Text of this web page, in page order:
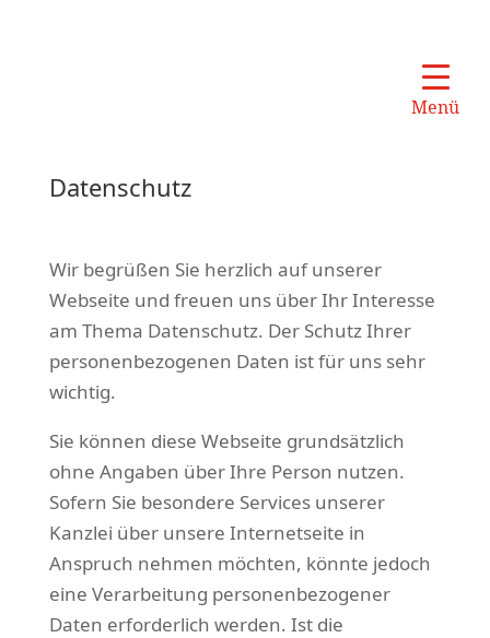
Datenschutz
Wir begrüßen Sie herzlich auf unserer
Webseite und freuen uns über Ihr Interesse
am Thema Datenschutz. Der Schutz Ihrer
personenbezogenen Daten ist für uns sehr
wichtig.
Sie können diese Webseite grundsätzlich
ohne Angaben über Ihre Person nutzen.
Sofern Sie besondere Services unserer
Kanzlei über unsere Internetseite in
Anspruch nehmen möchten, könnte jedoch
eine Verarbeitung personenbezogener
Daten erforderlich werden. Ist die
Menü